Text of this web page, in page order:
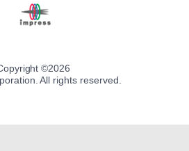
©2026
All rights reserved.